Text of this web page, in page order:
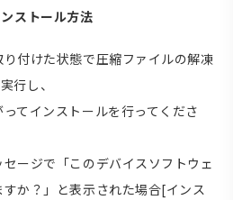
ストール方法
付けた状態で圧縮ファイルの解凍
行し、
てインストールを行ってくださ
ージで「このデバイスソフトウェ
か？」と表示された場合[インス